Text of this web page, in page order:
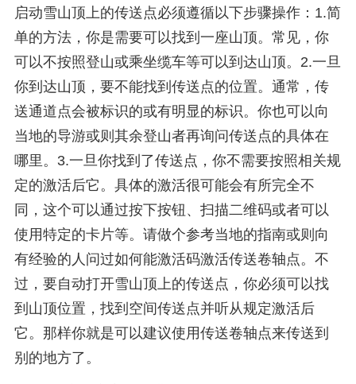
启动雪山顶上的传送点必须遵循以下步骤操作：1.简
单的方法，你是需要可以找到一座山顶。常见，你
可以不按照登山或乘坐缆车等可以到达山顶。2.一旦
你到达山顶，要不能找到传送点的位置。通常，传
送通道点会被标识的或有明显的标识。你也可以向
当地的导游或则其余登山者再询问传送点的具体在
哪里。3.一旦你找到了传送点，你不需要按照相关规
定的激活后它。具体的激活很可能会有所完全不
同，这个可以通过按下按钮、扫描二维码或者可以
使用特定的卡片等。请做个参考当地的指南或则向
有经验的人问过如何能激活码激活传送卷轴点。不
过，要自动打开雪山顶上的传送点，你必须可以找
到山顶位置，找到空间传送点并听从规定激活后
它。那样你就是可以建议使用传送卷轴点来传送到
别的地方了。